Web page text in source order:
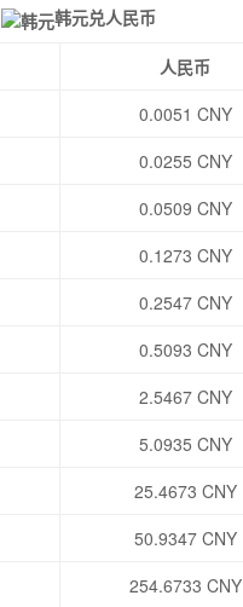
韩元兑人民币
人民币
0.0051 CNY
0.0255 CNY
0.0509 CNY
0.1273 CNY
0.2547 CNY
0.5093 CNY
2.5467 CNY
5.0935 CNY
25.4673 CNY
50.9347 CNY
254.6733 CNY